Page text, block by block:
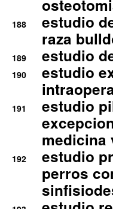
188
estudio
raza
189 estudio
190
estudio
191
estudio
medicina
192
estudio
perros